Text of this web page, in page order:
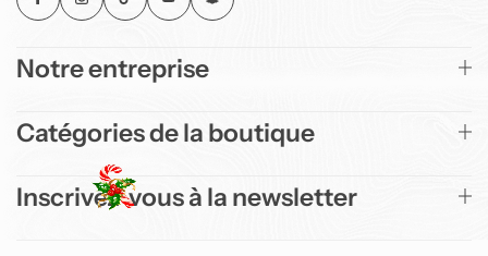
Notre entreprise
Catégories de la boutique
Inscrivez-vous à la newsletter